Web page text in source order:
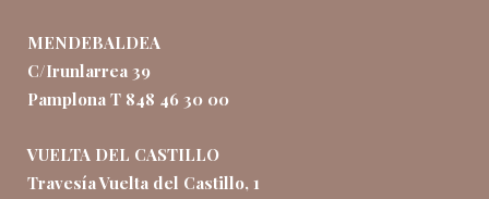
MENDEBALDEA
C/Irunlarrea 39
Pamplona T 848 46 30 00
VUELTA DEL CASTILLO
Travesía Vuelta del Castillo, 1